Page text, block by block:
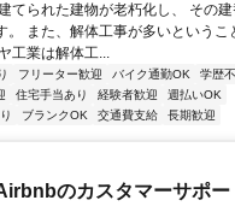
てられた建物が老朽化し、 その
。 また、解体工事が多いというこ
工業は解体工...
フリーター歓迎 バイク通勤OK
学歴
住宅手当あり 経験者歓迎
週払いOK
ブランクOK 交通費支給 長期歓迎
のカスタマーサポー